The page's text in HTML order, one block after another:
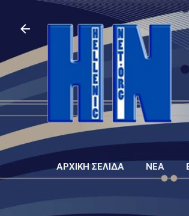
ΑΡΧΙΚΉ ΣΕΛΊΔΑ ΝΈΑ